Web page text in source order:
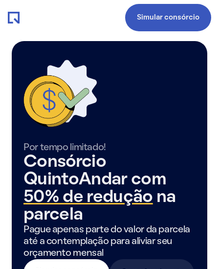
Simular consórcio
Por tempo limitado!
Consórcio
QuintoAndar com
50% de redução na
parcela
Pague apenas parte do valor da parcela
até a contemplação para aliviar seu
orçamento mensal